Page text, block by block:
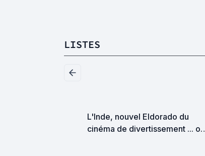
LISTES
L'Inde, nouvel Eldorado du
cinéma de divertissement ... ou